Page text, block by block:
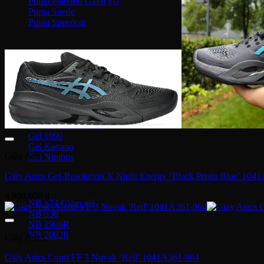
Puma Suede
Puma Speedcat
Reebok Club C 85
Reebok Instapump
Giày Asics
Gel Lyte 3
Gel 1090
Gel Kayano
Gel Nimbus
New Balance
NB 574
NB 530
NB 1906R
NB 2002R
Giày Converse
Giày Asics
Giày Asics Gel-Resolution X Night Energy ‘Black Prism Blue’
Giày Asics
Giày Asics Court FF 3 Novak ‘Red’ 1041A361-964